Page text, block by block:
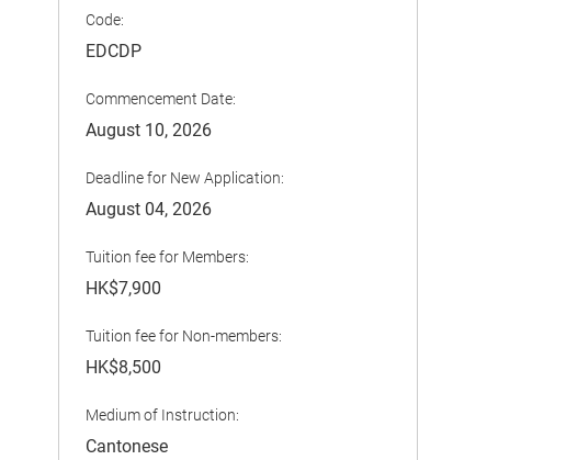
Code:
EDCDP
Commencement Date:
August 10, 2026
Deadline for New Application:
August 04, 2026
Tuition fee for Members:
HK$7,900
Tuition fee for Non-members:
HK$8,500
Medium of Instruction:
Cantonese